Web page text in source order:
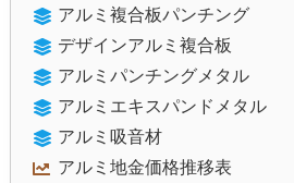
アルミ複合板パンチング
デザインアルミ複合板
アルミパンチングメタル
アルミエキスパンドメタル
アルミ吸音材
アルミ地金価格推移表